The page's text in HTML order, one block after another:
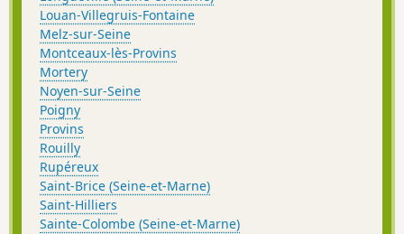
Louan-Villegruis-Fontaine
Melz-sur-Seine
Montceaux-lès-Provins
Mortery
Noyen-sur-Seine
Poigny
Provins
Rouilly
Rupéreux
Saint-Brice (Seine-et-Marne)
Saint-Hilliers
Sainte-Colombe (Seine-et-Marne)